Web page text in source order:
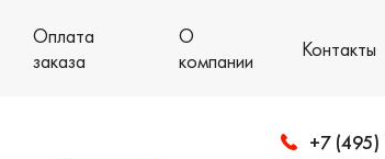
Оплата
заказа
О
компании
Контакты
+7